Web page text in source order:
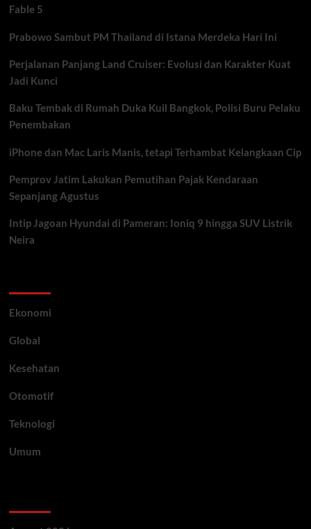
Fable 5
Prabowo Sambut PM Thailand di Istana Merdeka Hari Ini
Perjalanan Panjang Land Cruiser: Evolusi dan Karakter Kuat
Jadi Kunci
Baku Tembak di Rumah Duka Kuil Bangkok, Polisi Buru Pelaku
Penembakan
iPhone dan Mac Laris Manis, tetapi Terhambat Kelangkaan Cip
Pemprov Jatim Lakukan Pemutihan Pajak Kendaraan
Sepanjang Agustus
Intip Jagoan Hyundai di Pameran: Ioniq 9 hingga SUV Listrik
Neira
Ekonomi
Global
Kesehatan
Otomotif
Teknologi
Umum